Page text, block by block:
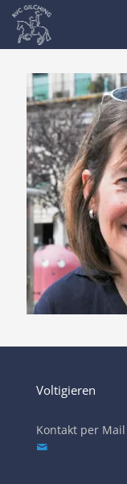
Voltigieren
Kontakt per Mail